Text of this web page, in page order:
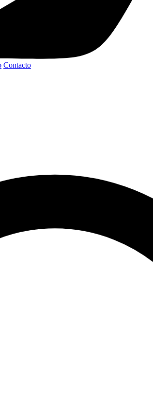
Contacto